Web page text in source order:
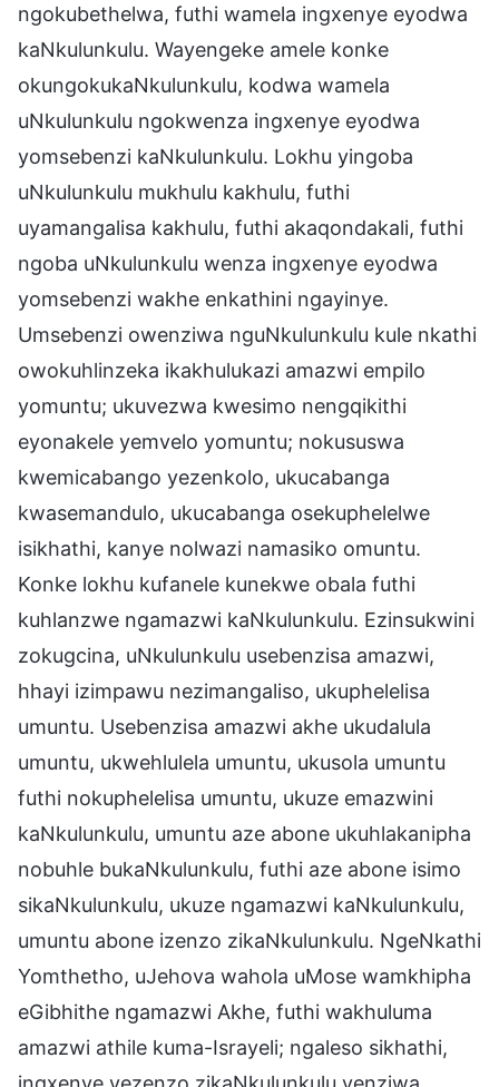
ngokubethelwa, futhi wamela ingxenye eyodwa
kaNkulunkulu. Wayengeke amele konke
okungokukaNkulunkulu, kodwa wamela
uNkulunkulu ngokwenza ingxenye eyodwa
yomsebenzi kaNkulunkulu. Lokhu yingoba
uNkulunkulu mukhulu kakhulu, futhi
uyamangalisa kakhulu, futhi akaqondakali, futhi
ngoba uNkulunkulu wenza ingxenye eyodwa
yomsebenzi wakhe enkathini ngayinye.
Umsebenzi owenziwa nguNkulunkulu kule nkathi
owokuhlinzeka ikakhulukazi amazwi empilo
yomuntu; ukuvezwa kwesimo nengqikithi
eyonakele yemvelo yomuntu; nokususwa
kwemicabango yezenkolo, ukucabanga
kwasemandulo, ukucabanga osekuphelelwe
isikhathi, kanye nolwazi namasiko omuntu.
Konke lokhu kufanele kunekwe obala futhi
kuhlanzwe ngamazwi kaNkulunkulu. Ezinsukwini
zokugcina, uNkulunkulu usebenzisa amazwi,
hhayi izimpawu nezimangaliso, ukuphelelisa
umuntu. Usebenzisa amazwi akhe ukudalula
umuntu, ukwehlulela umuntu, ukusola umuntu
futhi nokuphelelisa umuntu, ukuze emazwini
kaNkulunkulu, umuntu aze abone ukuhlakanipha
nobuhle bukaNkulunkulu, futhi aze abone isimo
sikaNkulunkulu, ukuze ngamazwi kaNkulunkulu,
umuntu abone izenzo zikaNkulunkulu. NgeNkathi
Yomthetho, uJehova wahola uMose wamkhipha
eGibhithe ngamazwi Akhe, futhi wakhuluma
amazwi athile kuma-Israyeli; ngaleso sikhathi,